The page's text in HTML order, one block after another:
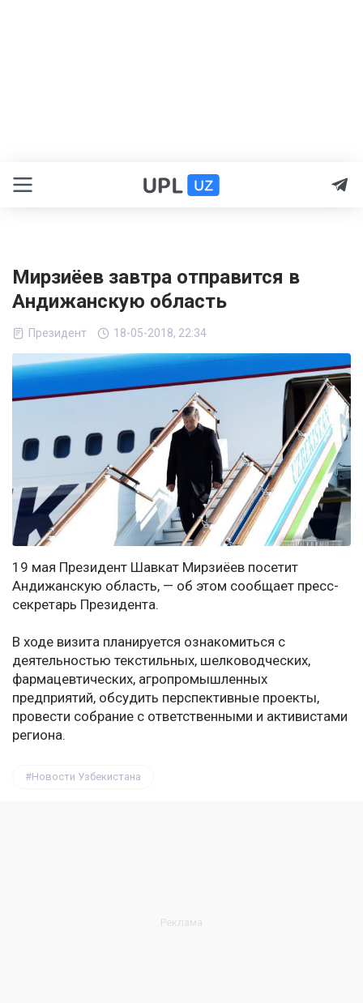
Мирзиёев завтра отправится в
Андижанскую область
Президент 18-05-2018, 22:34
19 мая Президент Шавкат Мирзиёев посетит
Андижанскую область, — об этом сообщает пресс-
секретарь Президента.
В ходе визита планируется ознакомиться с
деятельностью текстильных, шелководческих,
фармацевтических, агропромышленных
предприятий, обсудить перспективные проекты,
провести собрание с ответственными и активистами
региона.
Новости Узбекистана